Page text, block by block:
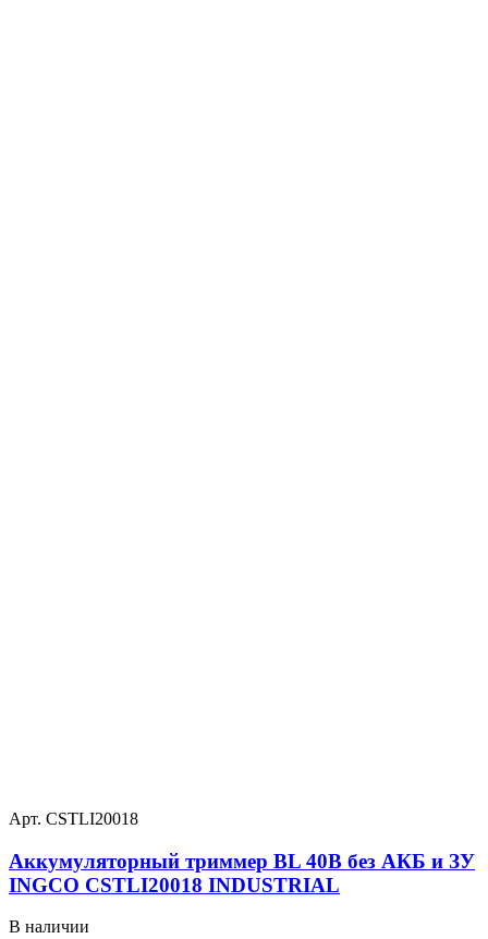
Арт. CSTLI20018
Аккумуляторный триммер BL 40В без АКБ и ЗУ
INGCO CSTLI20018 INDUSTRIAL
В наличии